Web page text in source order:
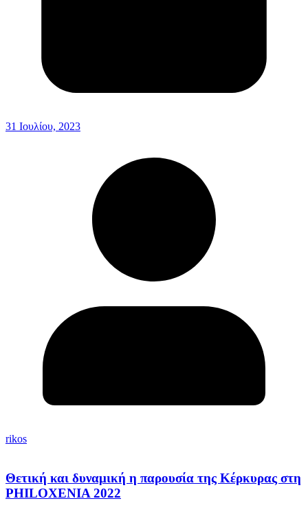
31 Ιουλίου, 2023
rikos
Θετική και δυναμική η παρουσία της Κέρκυρας στη
PHILOXENIA 2022